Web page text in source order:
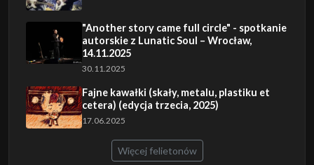
"Another story came full circle" - spotkanie
autorskie z Lunatic Soul – Wrocław,
14.11.2025
30.11.2025
Fajne kawałki (skały, metalu, plastiku et
cetera) (edycja trzecia, 2025)
17.06.2025
Więcej felietonów